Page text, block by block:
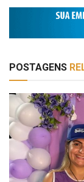
POSTAGENS